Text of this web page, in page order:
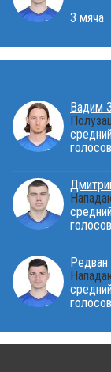
3 мяча
Вадим